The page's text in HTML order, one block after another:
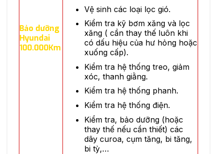
Bảo dưỡng
Hyundai
100.000Km
Vệ sinh các loại lọc gió.
Kiểm tra kỹ bơm xăng và lọc
xăng ( cần thay thế luôn khi
có dấu hiệu của hư hỏng hoặc
xuống cấp).
Kiểm tra hệ thống treo, giảm
xóc, thanh giằng.
Kiểm tra hệ thống phanh.
Kiểm tra hệ thống điện.
Kiểm tra, bảo dưỡng (hoặc
thay thế nếu cần thiết) các
dây curoa, cụm tăng, bi tăng,
bi tỳ,…